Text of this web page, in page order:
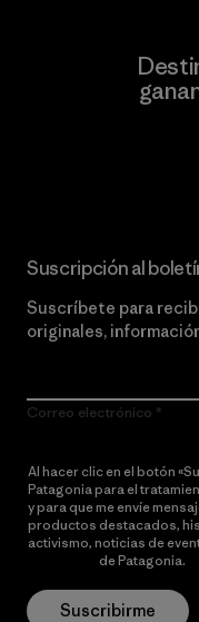
Suscripción al
Suscríbete para
originales,
Correo electrónico
Al hacer clic en el botón
Patagonia para el
y para que me envíe
productos destacados,
activismo, noticias de
de Patagonia.
Suscribirme